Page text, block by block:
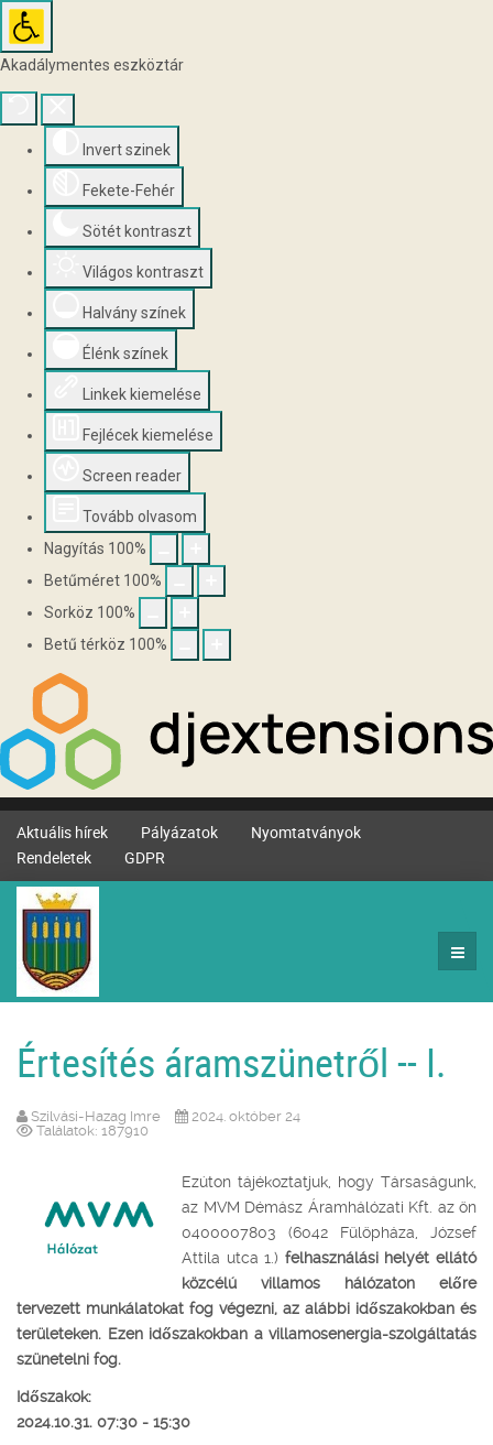
Akadálymentes eszköztár
Invert szinek
Fekete-Fehér
Sötét kontraszt
Világos kontraszt
Halvány színek
Élénk színek
Linkek kiemelése
Fejlécek kiemelése
Screen reader
Tovább olvasom
Nagyítás 100%
Betűméret 100%
Sorköz 100%
Betű térköz 100%
Aktuális hírek Pályázatok
Nyomtatványok
Rendeletek
GDPR
Értesítés áramszünetről -- I.
Szilvási-Hazag Imre
2024. október 24
Találatok: 187910
Ezúton tájékoztatjuk, hogy Társaságunk,
az MVM Démász Áramhálózati Kft. az ön
0400007803 (6042 Fülöpháza, József
Attila utca 1.) felhasználási helyét ellátó
közcélú villamos hálózaton előre
tervezett munkálatokat fog végezni, az alábbi időszakokban és
területeken. Ezen időszakokban a villamosenergia-szolgáltatás
szünetelni fog.
Időszakok:
2024.10.31. 07:30 - 15:30